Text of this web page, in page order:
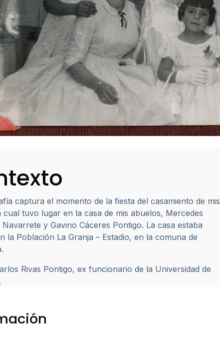
captura el momento de la fiesta del casamiento de mis
cual tuvo lugar en la casa de mis abuelos, Mercedes
y Gavino Cáceres Pontigo. La casa estaba
la Población La Granja – Estadio, en la comuna de
Rivas Pontigo, ex funcionario de la Universidad de